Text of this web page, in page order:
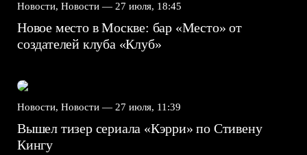
Новости, Новости — 27 июля, 18:45
Новое место в Москве: бар «Место» от
создателей клуба «Клуб»
Новости, Новости — 27 июля, 11:39
Вышел тизер сериала «Кэрри» по Стивену
Кингу